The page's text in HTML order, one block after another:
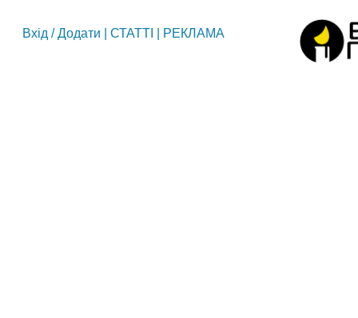
Вхід /Додати СТАТТІ РЕКЛАМА